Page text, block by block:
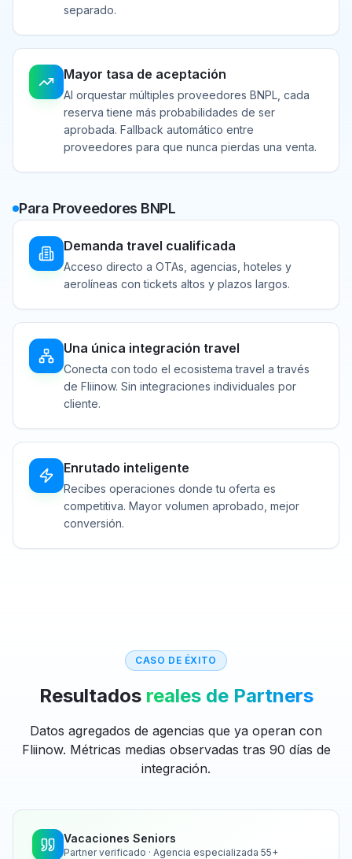
separado.
Mayor tasa de aceptación
Al orquestar múltiples proveedores BNPL, cada
reserva tiene más probabilidades de ser
aprobada. Fallback automático entre
proveedores para que nunca pierdas una venta.
Para Proveedores BNPL
Demanda travel cualificada
Acceso directo a OTAs, agencias, hoteles y
aerolíneas con tickets altos y plazos largos.
Una única integración travel
Conecta con todo el ecosistema travel a través
de Fliinow. Sin integraciones individuales por
cliente.
Enrutado inteligente
Recibes operaciones donde tu oferta es
competitiva. Mayor volumen aprobado, mejor
conversión.
CASO DE ÉXITO
Resultados reales de Partners
Datos agregados de agencias que ya operan con
Fliinow. Métricas medias observadas tras 90 días de
integración.
Vacaciones Seniors
Partner verificado · Agencia especializada 55+